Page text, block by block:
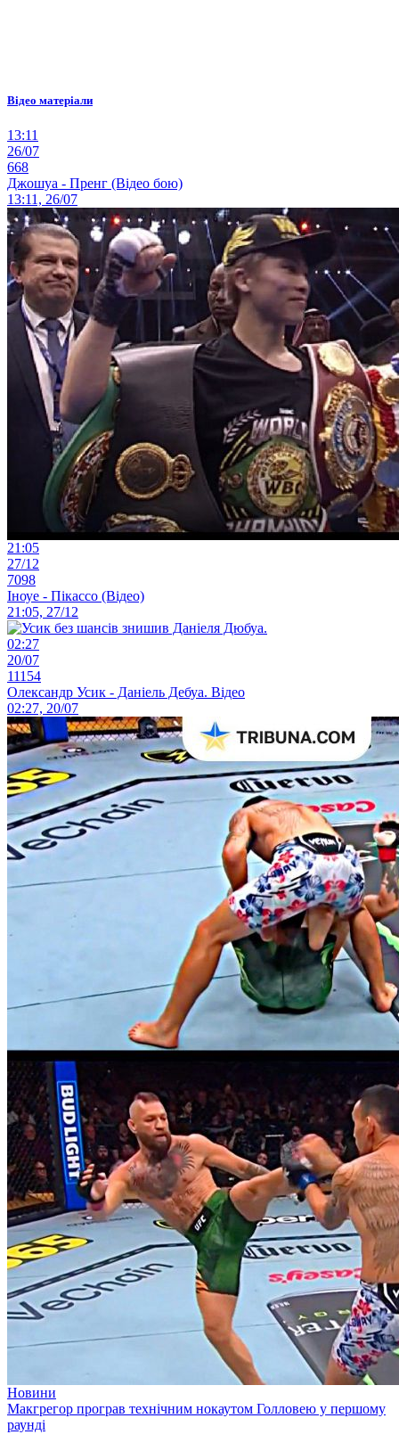
Відео матеріали
13:11
26/07
668
Джошуа - Пренг (Відео бою)
13:11, 26/07
21:05
27/12
7098
Іноуе - Пікассо (Відео)
21:05, 27/12
02:27
20/07
11154
Олександр Усик - Даніель Дебуа. Відео
02:27, 20/07
Новини
Макгрегор програв технічним нокаутом Голловею у першому
раунді